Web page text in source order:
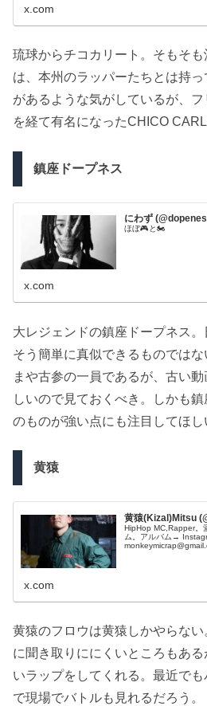
x.com
琉球からチコカリート。そもそ
は、本州のラッパーたちとは持
があるような気がしているが、
を経て有名になったCHICO
鎮座ドープネス
にわず
ほぼ🎮と🏍
x.com
大レジェンドの鎮座ドープネス
そう簡単に真似できるものでは
まや古参の一員であるが、古い
しいので見ておくべき。しかも
のものが強い点にも注目してほし
黄猿
黄猿(Kizal)Mitsu
HipHop MC,Rapper。
ム。アルバム→ Instagram→ 依頼→
x.com
黄猿のフロウは黄猿しかやらな
に聞き取りににくいところもあ
いラップをしてくれる。最近で
で現場でバトルも見れるだろう。